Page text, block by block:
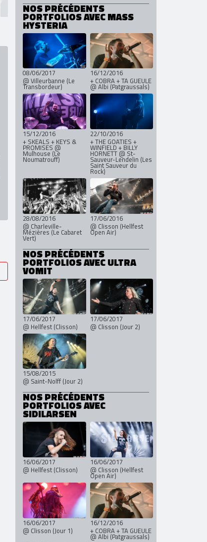
NOS PRÉCÉDENTS
PORTFOLIOS AVEC MASS
HYSTERIA
08/06/2017
@ Villeurbanne (Le
Transbordeur)
16/12/2016
+ COBRA + TA GUEULE
@ Albi (Patgraussals)
15/12/2016
+ SKEALS + KEYS &
PROMISES @
Mulhouse (Le
Noumatrouff)
22/10/2016
+ THE GOATIES +
WINFIELD + BILLY
HORNETT @ St-
Sauveur-Lendelin (Les
Saint Sauveur du
Rock)
28/08/2016
@ Charleville-
Mézières (Le Cabaret
Vert)
17/06/2016
@ Clisson (Hellfest
Open Air)
NOS PRÉCÉDENTS
PORTFOLIOS AVEC ULTRA
VOMIT
17/06/2017
@ Hellfest (Clisson)
17/06/2017
@ Clisson (Jour 2)
15/08/2015
@ Saint-Nolff (Jour 2)
NOS PRÉCÉDENTS
PORTFOLIOS AVEC
SIDILARSEN
16/06/2017
@ Hellfest (Clisson)
16/06/2017
@ Clisson (Hellfest
Open Air)
16/06/2017
@ Clisson (Jour 1)
16/12/2016
+ COBRA + TA GUEULE
@ Albi (Patgraussals)